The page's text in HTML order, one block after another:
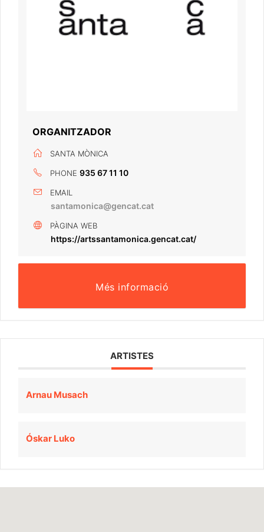
ORGANITZADOR
SANTA MÒNICA
PHONE 935 67 11 10
EMAIL
santamonica@gencat.cat
PÀGINA WEB
https://artssantamonica.gencat.cat/
Més informació
ARTISTES
Arnau Musach
Óskar Luko